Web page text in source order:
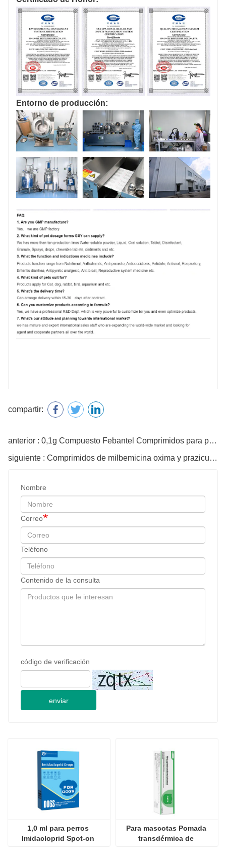
Entorno de producción:
compartir:
anterior : 0,1g Compuesto Febantel Comprimidos para perros
siguiente : Comprimidos de milbemicina oxima y prazicuantel de 56 mg para gatos
Nombre
Correo
Teléfono
Contenido de la consulta
código de verificación
enviar
1,0 ml para perros
Imidacloprid Spot-on
Para mascotas Pomada
transdérmica de